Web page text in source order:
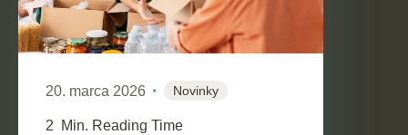
20. marca 2026 Novinky
2 Min. Reading Time